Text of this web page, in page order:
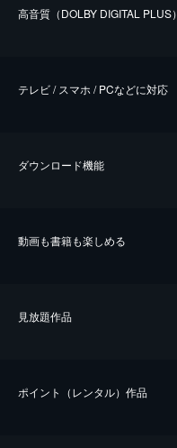
⾼⾳質（DOLBY DIGITAL PLUS）
テレビ / スマホ / PCなどに対応
ダウンロード機能
動画も書籍も楽しめる
⾒放題作品
ポイント（レンタル）作品